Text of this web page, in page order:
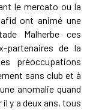
le mercato ou la
ont animé une
Malherbe ces
partenaires de la
préoccupations
sans club et à
anomalie quand
y a deux ans, tous